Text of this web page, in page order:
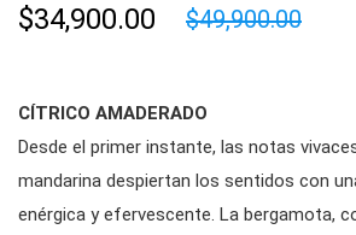
$34,900.00 $49,900.00
CÍTRICO AMADERADO
Desde el primer instante, las notas
mandarina despiertan los sentidos con
enérgica y efervescente. La bergamota,